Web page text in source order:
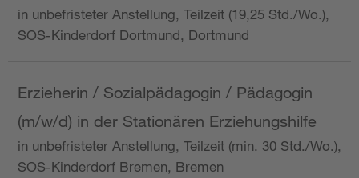
in unbefristeter Anstellung, Teilzeit (19,25 Std./Wo.),
SOS-Kinderdorf Dortmund, Dortmund
Erzieherin / Sozialpädagogin / Pädagogin
(m/w/d) in der Stationären Erziehungshilfe
in unbefristeter Anstellung, Teilzeit (min. 30 Std./Wo.),
SOS-Kinderdorf Bremen, Bremen